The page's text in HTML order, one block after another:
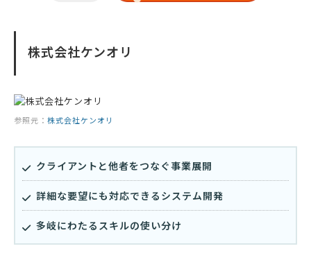
株式会社ケンオリ
参照元： 株式会社ケンオリ
クライアントと他者をつなぐ事業展開
詳細な要望にも対応できるシステム開発
多岐にわたるスキルの使い分け